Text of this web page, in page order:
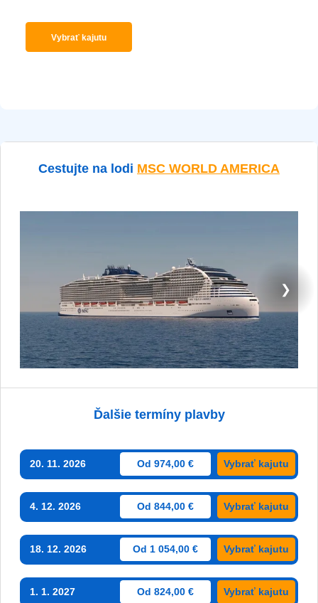
Vybrať kajutu
Cestujte na lodi MSC WORLD AMERICA
❯
Ďalšie termíny plavby
20. 11. 2026 Od 974,00 € Vybrať kajutu
4. 12. 2026 Od 844,00 € Vybrať kajutu
18. 12. 2026 Od 1 054,00 € Vybrať kajutu
1. 1. 2027 Od 824,00 € Vybrať kajutu